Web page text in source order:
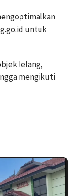
untuk
lelang,
mengikuti